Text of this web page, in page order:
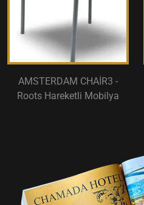
AMSTERDAM CHAİR3 -
Roots Hareketli Mobilya